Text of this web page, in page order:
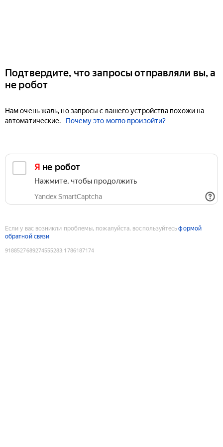
Подтвердите, что запросы отправляли вы, а
не робот
Нам очень жаль, но запросы с вашего устройства похожи на
автоматические.
Почему это могло произойти?
Я не робот
Нажмите, чтобы продолжить
Yandex SmartCaptcha
Если у вас возникли проблемы, пожалуйста, воспользуйтесьформой
обратной связи
9188527689274555283:1786187174